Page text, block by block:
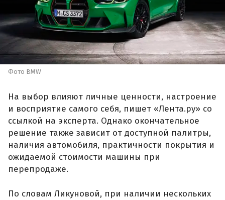
Фото BMW
На выбор влияют личные ценности, настроение
и восприятие самого себя, пишет «Лента.ру» со
ссылкой на эксперта. Однако окончательное
решение также зависит от доступной палитры,
наличия автомобиля, практичности покрытия и
ожидаемой стоимости машины при
перепродаже.
По словам Ликуновой, при наличии нескольких